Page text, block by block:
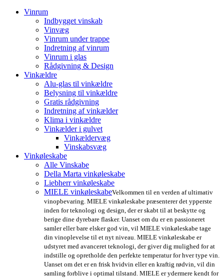
Vinrum
Indbygget vinskab
Vinvæg
Vinrum under trappe
Indretning af vinrum
Vinrum i glas
Rådgivning & Design
Vinkældre
Alu-glas til vinkældre
Belysning til vinkældre
Gratis rådgivning
Indretning af vinkælder
Klima i vinkældre
Vinkælder i gulvet
Vinkældervæg
Vinskabsvæg
Vinkøleskabe
Alle Vinskabe
Della Marta vinkøleskabe
Liebherr vinkøleskabe
MIELE vinkøleskabeVelkommen til en verden af ultimativ
vinopbevaring. MIELE vinkøleskabe præsenterer det ypperste
inden for teknologi og design, der er skabt til at beskytte og
berige dine dyrebare flasker. Uanset om du er en passioneret
samler eller bare elsker god vin, vil MIELE vinkøleskabe tage
din vinoplevelse til et nyt niveau. MIELE vinkøleskabe er
udstyret med avanceret teknologi, der giver dig mulighed for at
indstille og opretholde den perfekte temperatur for hver type vin.
Uanset om det er en frisk hvidvin eller en kraftig rødvin, vil din
samling forblive i optimal tilstand. MIELE er ydermere kendt for